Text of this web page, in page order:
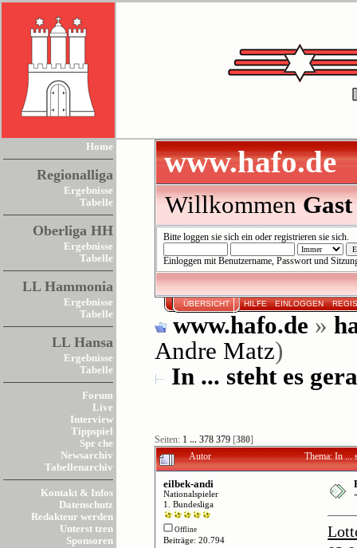
Home
Regionalliga
Ergebnisse
Tabelle
Oberliga HH
Ergebnisse
Tabelle
LL Hammonia
Ergebnisse
Tabelle
LL Hansa
Ergebnisse
Tabelle
Forum
Live
Interview
Tippspiel
Spr che
Newsarchiv
Tabellenarchiv
Kontakt & Infos
Datenschutz
Redakteur werden
Unterst tzen
Sponsoren
www.hafo.de
WillkommenGast
Bitte loggen sie sich einoder registrieren sie sich.
Einloggen mit Benutzername, Passwort und
ÜBERSICHT HILFE EINLOGGEN
www.hafo.de »
Andre Matz)
In ... steht es
Seiten: 1 ... 378 379[380]
Autor Thema: In ...
eilbek-andi
Nationalspieler
1. Bundesliga
Offline
Beiträge: 20.794